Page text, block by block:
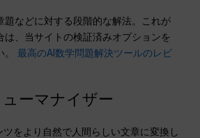
題などに対する段階的な解法。これが
は、当サイトの検証済みオプションを
。最高のAI数学問題解決ツールのレビ
ーマナイザー
をより自然で人間らしい文章に変換し